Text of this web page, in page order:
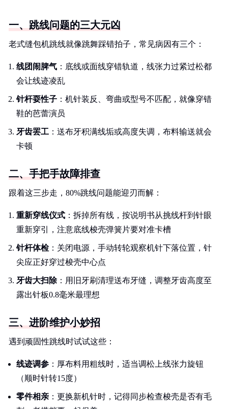
一、跳线问题的三大元凶
老式缝包机跳线就像跳舞踩错拍子，常见病因有三个：
线团闹脾气 ：底线或面线穿错轨道，线张力过紧过松都
会让线迹凌乱
针杆耍性子 ：机针装反、弯曲或型号不匹配，就像穿错
鞋的芭蕾演员
牙齿罢工 ：送布牙积满线垢或高度失调，布料输送就会
卡顿
二、手把手故障排查
跟着这三步走，80%跳线问题能迎刃而解：
重新穿线仪式 ：拆掉所有线，按说明书从挑线杆到针眼
重新穿引，注意底线梭壳弹簧片要对准卡槽
针杆体检：关闭电源，手动转轮观察机针下落位置，针
尖应正好穿过梭壳中心点
牙齿大扫除：用旧牙刷清理送布牙缝，调整牙齿高度至
露出针板0.8毫米最理想
三、进阶维护小妙招
遇到顽固性跳线时试试这些：
线迹调参 ：厚布料用粗线时，适当调松上线张力旋钮
（顺时针转15度）
零件相亲 ：更换新机针时，记得同步检查梭壳是否有毛